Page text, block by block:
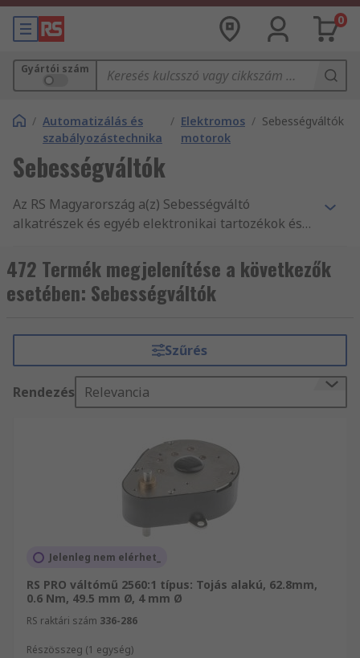
0
Gyártói szám
/ Automatizálás és
szabályozástechnika
/ Elektromos
motorok
/ Sebességváltók
Sebességváltók
Az RS Magyarország a(z) Sebességváltó
alkatrészek és egyéb elektronikai tartozékok és
Versenyképes árak, az iparág által jóváhagyott
termékek, illetve vevőszolgálatunk kitűnő
minősége az, amivel folyamatosan alátámasztjuk
ismertek vagyunk, és mi kerülünk szóba, amikor
vállalatok Sebességváltó, Váltakozó áramú
hajtóműmotorok és kiegészítő és Léptető
motorok és kiegészítő termékeket szertnének
472 Termék megjelenítése a következők
esetében: Sebességváltók
Szűrés
Rendezés Relevancia
Jelenleg nem elérhet_
RS PRO váltómű 2560:1 típus: Tojás alakú, 62.8mm,
0.6 Nm, 49.5 mm Ø, 4 mm Ø
RS raktári szám 336-286
Részösszeg (1 egység)